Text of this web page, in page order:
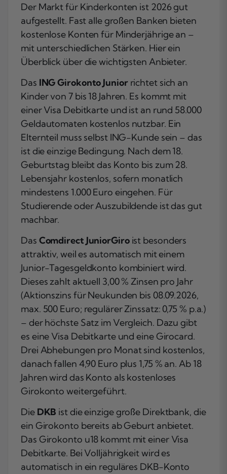
Der Markt für Kinderkonten ist 2026 gut
aufgestellt. Fast alle großen Banken bieten
kostenlose Konten für Minderjährige an –
mit unterschiedlichen Stärken. Hier ein
Überblick über die wichtigsten Anbieter.
Das ING Girokonto Juniorrichtet sich an
Kinder von 7 bis 18 Jahren. Es kommt mit
einer Visa Debitkarte und ist an rund 58.000
Geldautomaten kostenlos nutzbar. Ein
Elternteil muss selbst ING-Kunde sein – das
ist die einzige Bedingung. Nach dem 18.
Geburtstag bleibt das Konto bis zum 28.
Lebensjahr kostenlos, sofern monatlich
mindestens 1.000 Euro eingehen. Für
Studierende oder Auszubildende ist das gut
machbar.
Das Comdirect JuniorGiroist besonders
attraktiv, weil es automatisch mit einem
Junior-Tagesgeldkonto kombiniert wird.
Dieses zahlt aktuell 3,00 % Zinsen pro Jahr
(Aktionszins für Neukunden bis 08.09.2026,
max. 500 Euro; regulärer Zinssatz: 0,75 % p.a.)
– der höchste Satz im Vergleich. Dazu gibt
es eine Visa Debitkarte und eine Girocard.
Drei Abhebungen pro Monat sind kostenlos,
danach fallen 4,90 Euro plus 1,75 % an. Ab 18
Jahren wird das Konto als kostenloses
Girokonto weitergeführt.
Die DKB ist die einzige große Direktbank, die
ein Girokonto bereits ab Geburt anbietet.
Das Girokonto u18 kommt mit einer Visa
Debitkarte. Bei Volljährigkeit wird es
automatisch in ein reguläres DKB-Konto